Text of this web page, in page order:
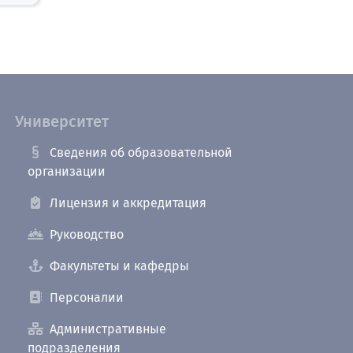
Университет
Сведения об образовательной
организации
Лицензия и аккредитация
Руководство
Факультеты и кафедры
Персоналии
Административные
подразделения